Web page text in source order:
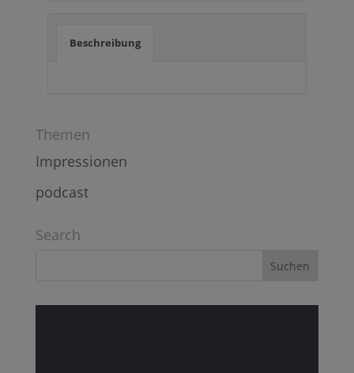
Beschreibung
Themen
Impressionen
podcast
Search